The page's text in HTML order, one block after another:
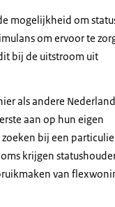
mogelijkheid om
om ervoor te
bij de uitstroom uit
als andere
aan op hun eigen
bij een
krijgen
van